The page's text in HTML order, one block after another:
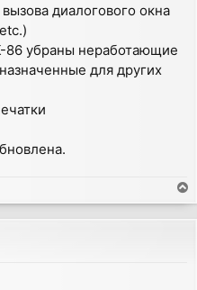
диалогового окна
86 убраны неработающие
для других
o
p